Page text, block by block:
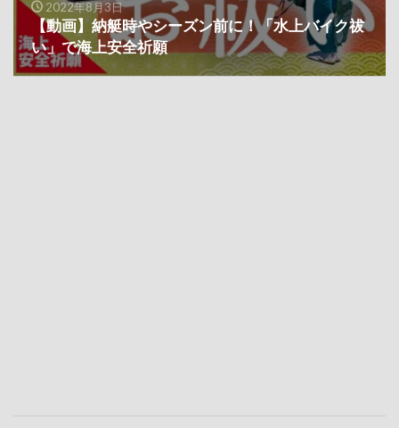
2022年8月3日
【動画】納艇時やシーズン前に！「水上バイク祓
い」で海上安全祈願